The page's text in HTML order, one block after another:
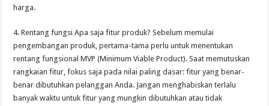
harga.
4. Rentang fungsi Apa saja fitur produk? Sebelum memulai
pengembangan produk, pertama-tama perlu untuk menentukan
rentang fungsional MVP (Minimum Viable Product). Saat memutuskan
rangkaian fitur, fokus saja pada nilai paling dasar: fitur yang benar-
benar dibutuhkan pelanggan Anda. Jangan menghabiskan terlalu
banyak waktu untuk fitur yang mungkin dibutuhkan atau tidak